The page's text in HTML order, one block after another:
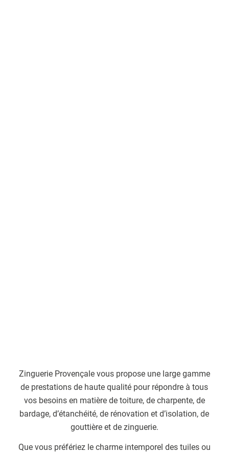
Zinguerie Provençale vous propose une large gamme
de prestations de haute qualité pour répondre à tous
vos besoins en matière de toiture, de charpente, de
bardage, d’étanchéité, de rénovation et d’isolation, de
gouttière et de zinguerie.
Que vous préfériez le charme intemporel des tuiles ou